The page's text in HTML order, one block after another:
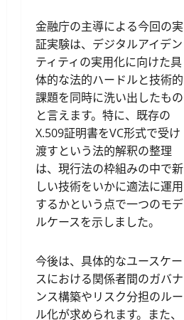
金融庁の主導による今回の実
証実験は、デジタルアイデン
ティティの実用化に向けた具
体的な法的ハードルと技術的
課題を同時に洗い出したもの
と言えます。特に、既存の
X.509証明書をVC形式で受け
渡すという法的解釈の整理
は、現行法の枠組みの中で新
しい技術をいかに適法に運用
するかという点で一つのモデ
ルケースを示しました。
今後は、具体的なユースケー
スにおける関係者間のガバナ
ンス構築やリスク分担のルー
ル化が求められます。また、